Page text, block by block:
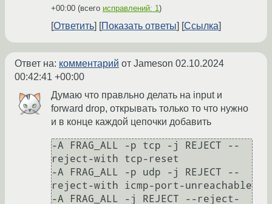
+00:00 (всего исправлений: 1 )
Ответить Показать ответы Ссылка
Ответ на: комментарий от Jameson 02.10.2024
00:42:41 +00:00
Думаю что правльно делать на input и
forward drop, открывать только то что нужно
и в конце каждой цепочки добавить
-A FRAG_ALL -p tcp -j REJECT --
reject-with tcp-reset
-A FRAG_ALL -p udp -j REJECT --
reject-with icmp-port-unreachable
-A FRAG_ALL -j REJECT --reject-